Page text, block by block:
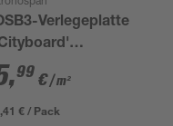
Verlegeplatte
1690 x
x 12 mm
,99 €/ m²
€ / Pack